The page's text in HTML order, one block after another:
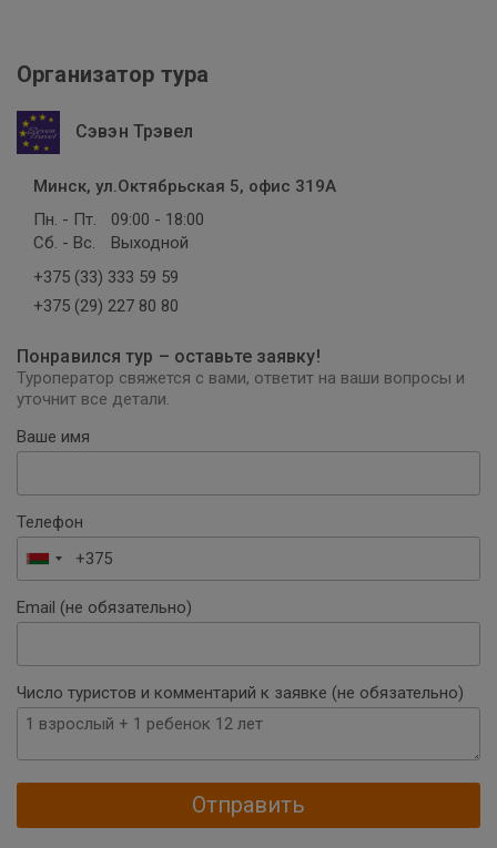
Организатор тура
Сэвэн Трэвел
Минск, ул.Октябрьская 5, офис 319А
Пн. - Пт.
09:00 - 18:00
Сб. - Вс.
Выходной
+375 (33) 333 59 59
+375 (29) 227 80 80
Понравился тур – оставьте заявку!
Туроператор свяжется с вами, ответит на ваши вопросы и
уточнит все детали.
Ваше имя
Телефон
Беларусь
+375
Email (не обязательно)
Число туристов и комментарий к заявке (не обязательно)
Отправить